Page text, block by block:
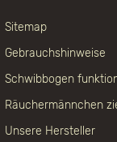
Sitemap
Gebrauchshinweise
Schwibbogen
Räuchermännchen
Unsere Hersteller